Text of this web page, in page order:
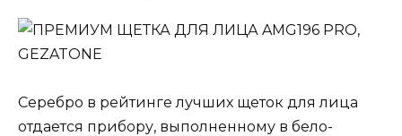
Серебро в рейтинге лучших щеток для лица
отдается прибору, выполненному в бело-